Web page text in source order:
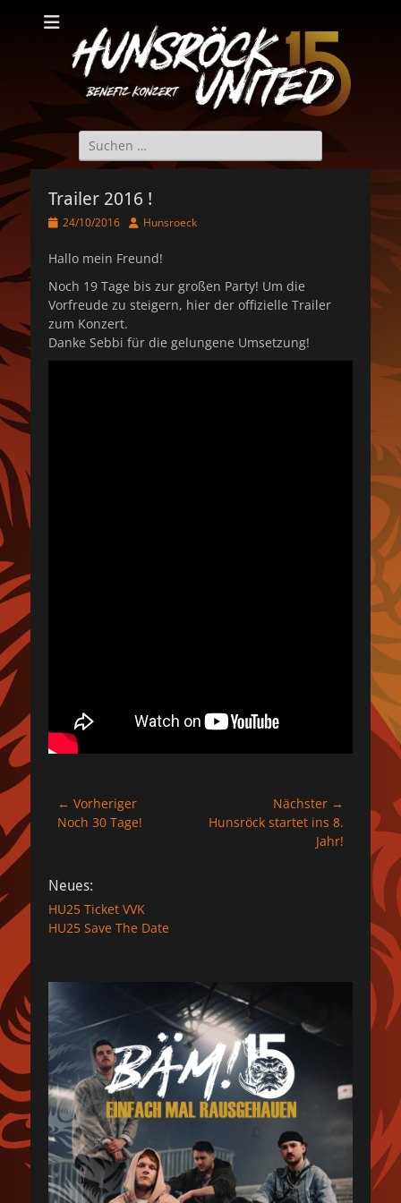
Hunsröck United
Hunsröck United 2025
Suche
nach:
Trailer 2016 !
Veröffentlicht
24/10/2016 AutorHunsroeck
Hallo mein Freund!
Noch 19 Tage bis zur großen Party! Um die
Vorfreude zu steigern, hier der offizielle Trailer
zum Konzert.
Danke Sebbi für die gelungene Umsetzung!
Beitragsnavigation
← Vorheriger
Vorheriger
Noch 30 Tage!
Nächster →
Nächster
Hunsröck startet ins 8.
Jahr!
Neues:
HU25 Ticket VVK
HU25 Save The Date